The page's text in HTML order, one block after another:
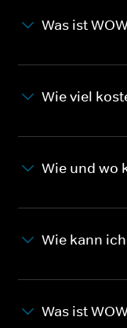
Was ist
Wie viel
Wie und wo
Wie kann
Was ist